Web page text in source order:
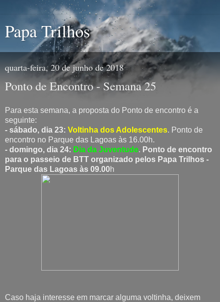
Papa Trilhos
quarta-feira, 20 de junho de 2018
Ponto de Encontro - Semana 25
Para esta semana, a proposta do Ponto de encontro é a
seguinte:
- sábado, dia 23: Voltinha dos Adolescentes. Ponto de
encontro no Parque das Lagoas às 16.00h.
- domingo, dia 24: Dia da Juventude. Ponto de encontro
para o passeio de BTT organizado pelos Papa Trilhos -
Parque das Lagoas às 09.00h
Caso haja interesse em marcar alguma voltinha, deixem